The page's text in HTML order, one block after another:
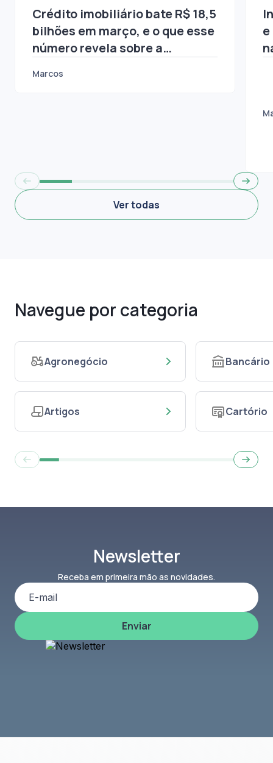
Bancário
Crédito imobiliário bate R$ 18,5
bilhões em março, e o que esse
número revela sobre a
Agronegócio
Artigos
Bancário
Cartório
Newsletter